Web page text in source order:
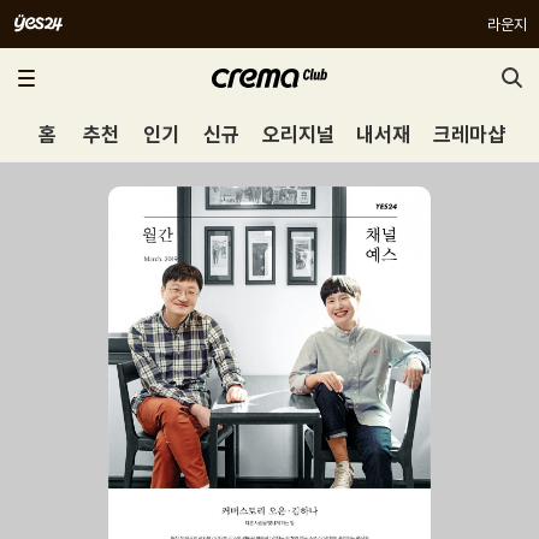
라운지
홈 추천 인기 신규 오리지널 내서재 크레마샵